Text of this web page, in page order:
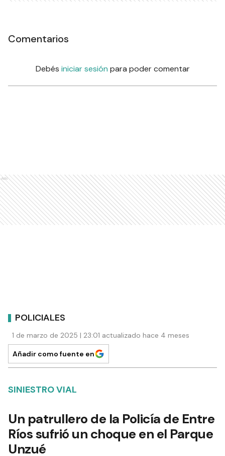
Comentarios
Debés iniciar sesión para poder comentar
Ads
POLICIALES
1 de marzo de 2025 | 23:01 actualizado hace 4 meses
Añadir como fuente en
SINIESTRO VIAL
Un patrullero de la Policía de Entre
Ríos sufrió un choque en el Parque
Unzué